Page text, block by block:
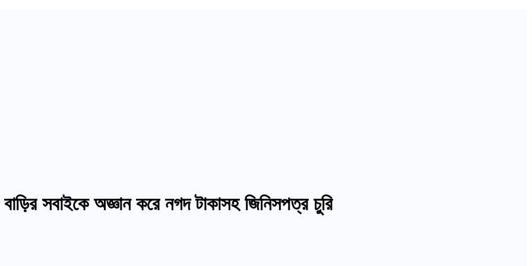
সবাইকে অজ্ঞান করে নগদ টাকাসহ জিনিসপত্র চুরি